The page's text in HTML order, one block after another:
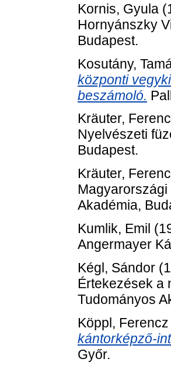
Kornis, Gyula
Hornyánszky
Budapest.
Kosutány,
központi
beszámoló.
Kräuter, Ferenc
Nyelvészeti
Budapest.
Kräuter,
Akadémia,
Kumlik, Emil
Angermayer
Kégl, Sándor
Értekezések a
Tudományos
Köppl, Ferencz
kántorképző-
Győr.